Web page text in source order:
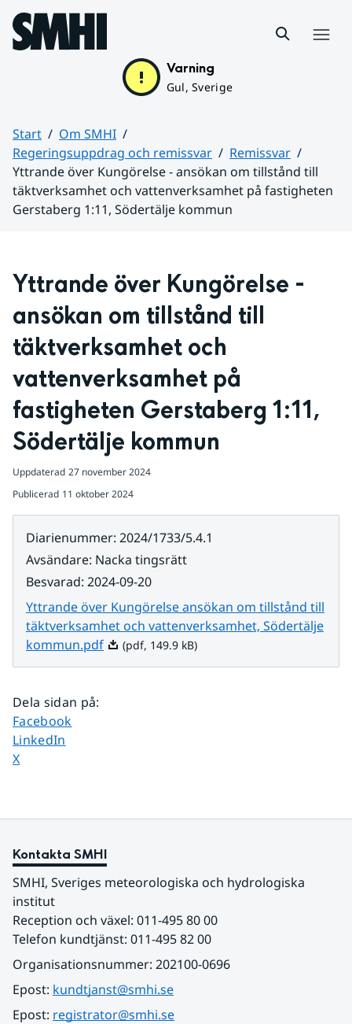
Hoppa till sidans innehåll
Varning
Gul, Sverige
Start
Om SMHI
Regeringsuppdrag och remissvar
Remissvar
Yttrande över Kungörelse - ansökan om tillstånd till
täktverksamhet och vattenverksamhet på fastigheten
Gerstaberg 1:11, Södertälje kommun
Yttrande över Kungörelse -
ansökan om tillstånd till
täktverksamhet och
vattenverksamhet på
fastigheten Gerstaberg 1:11,
Södertälje kommun
Uppdaterad 27 november 2024
Publicerad 11 oktober 2024
Diarienummer: 2024/1733/5.4.1
Avsändare: Nacka tingsrätt
Besvarad: 2024-09-20
Yttrande över Kungörelse ansökan om tillstånd till
täktverksamhet och vattenverksamhet, Södertälje
kommun.pdfPdf, 149.9 kB.
(pdf, 149.9 kB)
Dela sidan på:
Dela sidan på
Facebook
Dela sidan på
LinkedIn
Dela sidan på
X
Kontakta SMHI
SMHI, Sveriges meteorologiska och hydrologiska
institut
Reception och växel: 011-495 80 00
Telefon kundtjänst: 011-495 82 00
Organisationsnummer: 202100-0696
Epost: kundtjanst@smhi.se
Epost: registrator@smhi.se